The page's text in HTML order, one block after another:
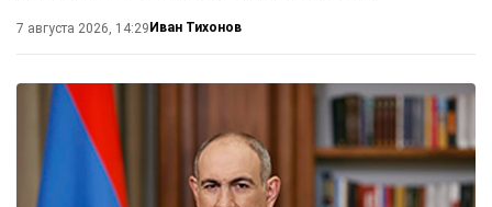
7 августа 2026, 14:29 Иван Тихонов